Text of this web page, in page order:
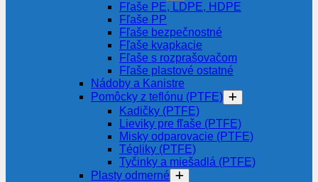
Fľaše PE, LDPE, HDPE
Fľaše PP
Fľaše bezpečnostné
Fľaše kvapkacie
Fľaše s rozprašovačom
Fľaše plastové ostatné
Nádoby a Kanistre
Pomôcky z teflónu (PTFE)
Kadičky (PTFE)
Lieviky pre fľaše (PTFE)
Misky odparovacie (PTFE)
Tégliky (PTFE)
Tyčinky a miešadlá (PTFE)
Plasty odmerné